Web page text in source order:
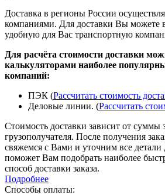
Доставка в регионы России
компаниями. Для доставки Вы можете
удобную для Вас транспортную
Для расчёта стоимости доставки
калькуляторами наиболее
компаний:
ПЭК (Рассчитать стоимость
Деловые линии. (Рассчитать
Стоимость доставки зависит от суммы
грузополучателя. После получения
свяжемся с Вами и уточним все
поможет Вам подобрать наиболее
способ доставки заказа.
Подробнее
Способы оплаты: